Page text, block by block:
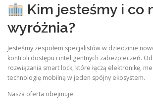
Kim jesteśmy i co
wyróżnia?
Jesteśmy zespołem specjalistów w dziedzinie
kontroli dostępu i inteligentnych zabezpieczeń.
rozwiązania smart lock, które łączą elektronikę,
technologię mobilną w jeden spójny ekosystem.
Nasza oferta obejmuje: